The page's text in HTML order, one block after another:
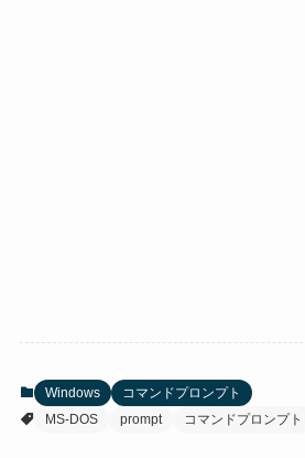
Windows
コマンドプロンプト
MS-DOS
prompt コマンドプロンプト